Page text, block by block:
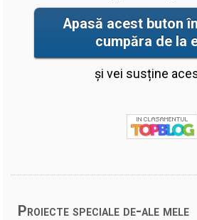
Apasă acest buton
cumpăra de la
și vei susține
Proiecte speciale de-ale mele